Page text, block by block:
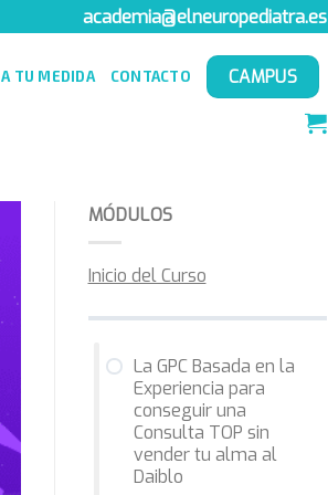
academia@elneuropediatra.es
A TU MEDIDA CONTACTO CAMPUS
MÓDULOS
Inicio del Curso
La GPC Basada en la
Experiencia para
conseguir una
Consulta TOP sin
vender tu alma al
Daiblo